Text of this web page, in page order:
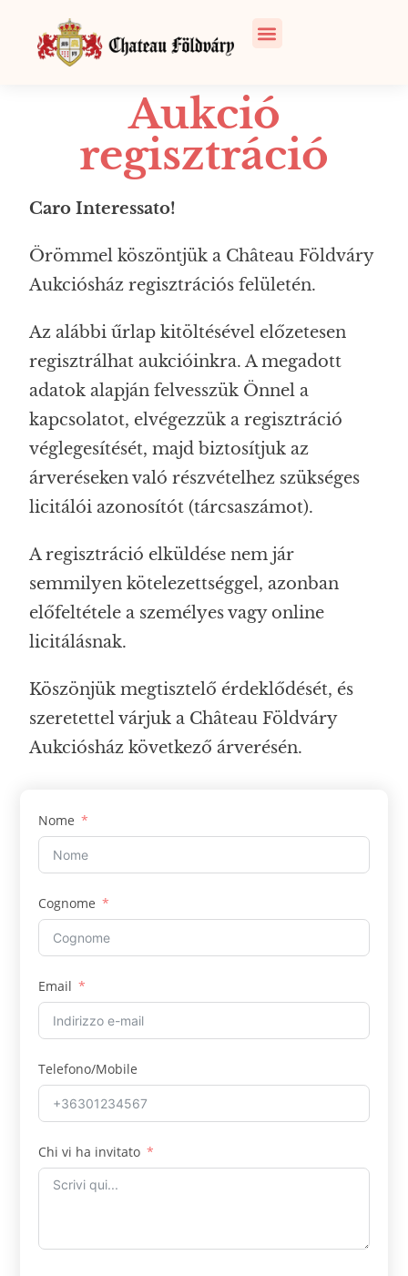
Aukció
regisztráció
Caro Interessato!
Örömmel köszöntjük a Château Földváry
Aukciósház regisztrációs felületén.
Az alábbi űrlap kitöltésével előzetesen
regisztrálhat aukcióinkra. A megadott
adatok alapján felvesszük Önnel a
kapcsolatot, elvégezzük a regisztráció
véglegesítését, majd biztosítjuk az
árveréseken való részvételhez szükséges
licitálói azonosítót (tárcsaszámot).
A regisztráció elküldése nem jár
semmilyen kötelezettséggel, azonban
előfeltétele a személyes vagy online
licitálásnak.
Köszönjük megtisztelő érdeklődését, és
szeretettel várjuk a Château Földváry
Aukciósház következő árverésén.
Nome
Cognome
Email
Telefono/Mobile
Chi vi ha invitato